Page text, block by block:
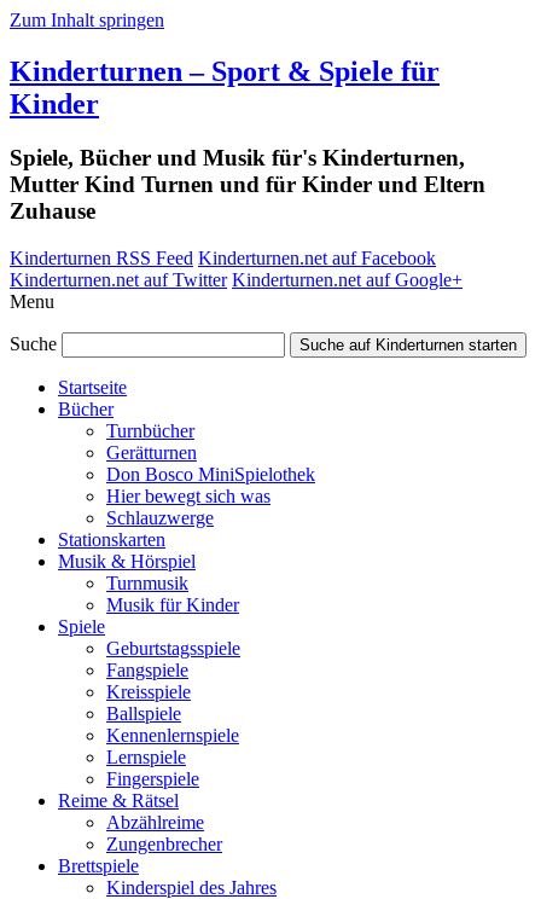
Zum Inhalt springen
Kinderturnen – Sport & Spiele für
Kinder
Spiele, Bücher und Musik für's Kinderturnen,
Mutter Kind Turnen und für Kinder und Eltern
Zuhause
Kinderturnen RSS Feed Kinderturnen.net auf Facebook
Kinderturnen.net auf Twitter Kinderturnen.net auf Google+
Menu
Suche Suche auf Kinderturnen starten
Startseite
Bücher
Turnbücher
Gerätturnen
Don Bosco MiniSpielothek
Hier bewegt sich was
Schlauzwerge
Stationskarten
Musik & Hörspiel
Turnmusik
Musik für Kinder
Spiele
Geburtstagsspiele
Fangspiele
Kreisspiele
Ballspiele
Kennenlernspiele
Lernspiele
Fingerspiele
Reime & Rätsel
Abzählreime
Zungenbrecher
Brettspiele
Kinderspiel des Jahres